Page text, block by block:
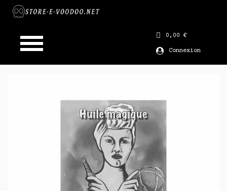
0,00 €
Connexion